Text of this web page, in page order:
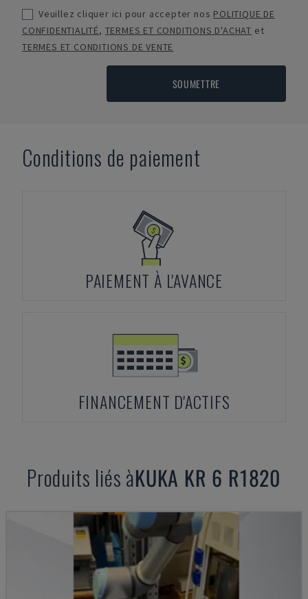
Veuillez cliquer ici pour accepter nos POLITIQUE DE
CONFIDENTIALITÉ, TERMES ET CONDITIONS D'ACHAT et
TERMES ET CONDITIONS DE VENTE
SOUMETTRE
Conditions de paiement
PAIEMENT À L'AVANCE
FINANCEMENT D'ACTIFS
Produits liés àKUKA KR 6 R1820